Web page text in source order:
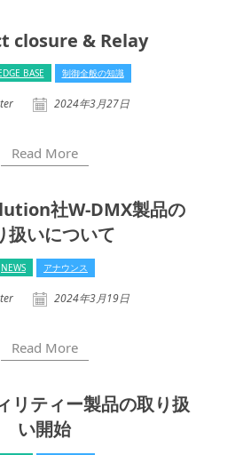
closure & Relay
BASE 制御全般の知識
2024年3月27日
Read More
社W-DMX製品の
扱いについて
NEWS アナウンス
2024年3月19日
Read More
リティー製品の取り扱
い開始